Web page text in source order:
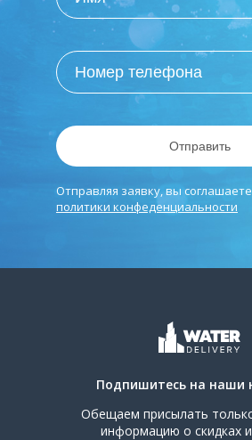
Отправить
Отправляя заявку, вы
политики конфеденциальности
Подпишитесь на наши
Обещаем присылать
информацию о скидках и